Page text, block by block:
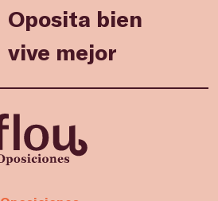
Oposita bien
vive mejor